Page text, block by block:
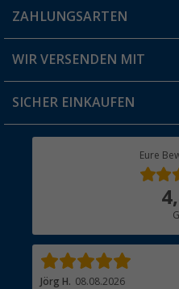
Blog
Jobs & Karriere
FAQ & Kontakt
Versandinformationen
Rücksendung
ZAHLUNGSARTEN
WIR VERSENDEN MIT
SICHER EINKAUFEN
Eure
Jörg H. 08.08.2026